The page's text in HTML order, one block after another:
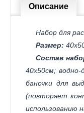
Описание
Набор для
Размер:
Состав
40х50см;
баночки для
(повторяет
использованию